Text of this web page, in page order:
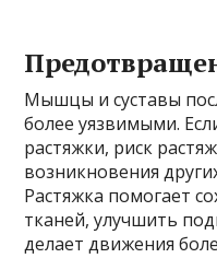
Мышцы и суставы
более уязвимыми.
растяжки, риск
возникновения
Растяжка помогает
тканей, улучшить
делает движения